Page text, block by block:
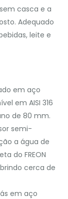
casca e a
Adequado
leite e
em aço
em AISI 316
de 80 mm.
semi-
a água de
do FREON
cerca de
em aço